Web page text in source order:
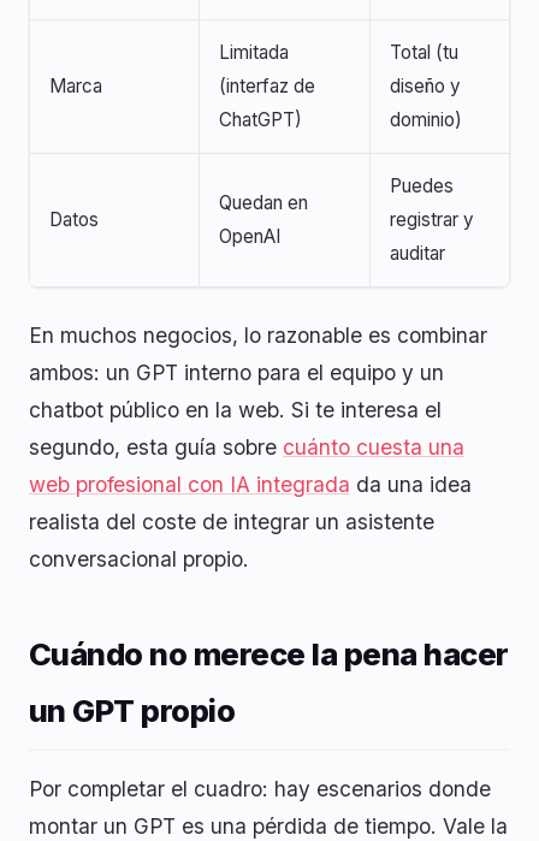
Marca
Limitada
(interfaz de
ChatGPT)
Total (tu
diseño y
dominio)
Datos
Quedan en
OpenAI
Puedes
registrar y
auditar
En muchos negocios, lo razonable es combinar
ambos: un GPT interno para el equipo y un
chatbot público en la web. Si te interesa el
segundo, esta guía sobre cuánto cuesta una
web profesional con IA integrada da una idea
realista del coste de integrar un asistente
conversacional propio.
Cuándo no merece la pena hacer
un GPT propio
Por completar el cuadro: hay escenarios donde
montar un GPT es una pérdida de tiempo. Vale la